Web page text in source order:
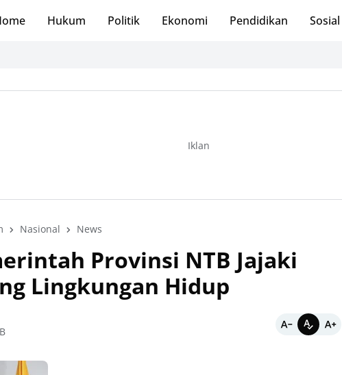
Hukum Politik Ekonomi Pendidikan Sosial
Iklan
Nasional News
Provinsi NTB Jajaki
Lingkungan Hidup